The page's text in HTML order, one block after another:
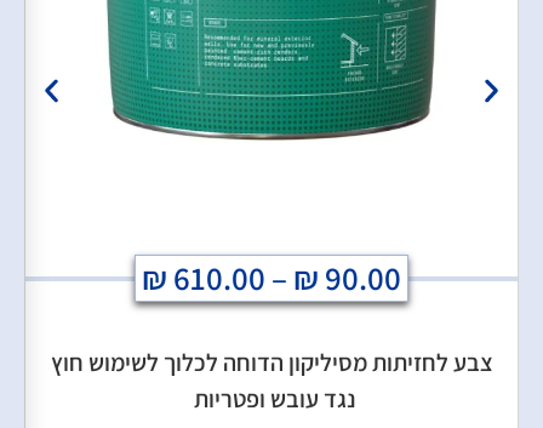
₪90.00
–
₪610.00
צבע לחזיתות מסיליקון הדוחה לכלוך לשימוש חוץ
נגד עובש ופטריות